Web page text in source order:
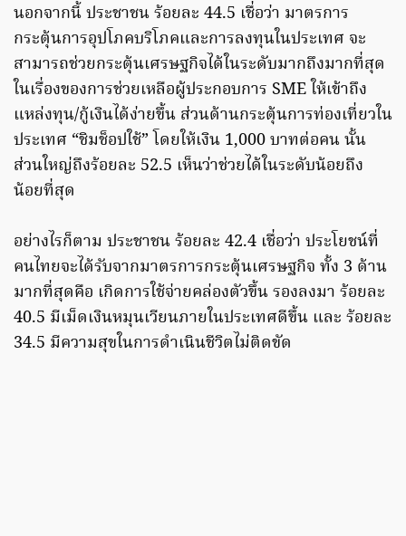
นอกจากนี้ ประชาชน ร้อยละ 44.5 เชื่อว่า มาตรการ
กระตุ้นการอุปโภคบริโภคและการลงทุนในประเทศ จะ
สามารถช่วยกระตุ้นเศรษฐกิจได้ในระดับมากถึงมากที่สุด
ในเรื่องของการช่วยเหลือผู้ประกอบการ SME ให้เข้าถึง
แหล่งทุน/กู้เงินได้ง่ายขึ้น ส่วนด้านกระตุ้นการท่องเที่ยวใน
ประเทศ “ชิมช็อปใช้” โดยให้เงิน 1,000 บาทต่อคน นั้น
ส่วนใหญ่ถึงร้อยละ 52.5 เห็นว่าช่วยได้ในระดับน้อยถึง
น้อยที่สุด
อย่างไรก็ตาม ประชาชน ร้อยละ 42.4 เชื่อว่า ประโยชน์ที่
คนไทยจะได้รับจากมาตรการกระตุ้นเศรษฐกิจ ทั้ง 3 ด้าน
มากที่สุดคือ เกิดการใช้จ่ายคล่องตัวขึ้น รองลงมา ร้อยละ
40.5 มีเม็ดเงินหมุนเวียนภายในประเทศดีขึ้น และ ร้อยละ
34.5 มีความสุขในการดำเนินชีวิตไม่ติดขัด